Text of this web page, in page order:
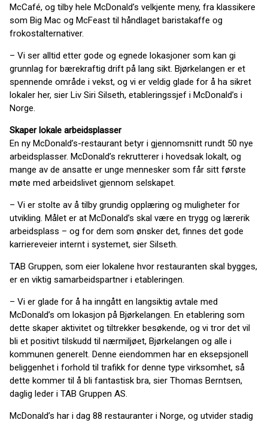
McCafé, og tilby hele McDonald’s velkjente meny, fra klassikere
som Big Mac og McFeast til håndlaget baristakaffe og
frokostalternativer.
– Vi ser alltid etter gode og egnede lokasjoner som kan gi
grunnlag for bærekraftig drift på lang sikt. Bjørkelangen er et
spennende område i vekst, og vi er veldig glade for å ha sikret
lokaler her, sier Liv Siri Silseth, etableringssjef i McDonald’s i
Norge.
Skaper lokale arbeidsplasser
En ny McDonald’s-restaurant betyr i gjennomsnitt rundt 50 nye
arbeidsplasser. McDonald’s rekrutterer i hovedsak lokalt, og
mange av de ansatte er unge mennesker som får sitt første
møte med arbeidslivet gjennom selskapet.
– Vi er stolte av å tilby grundig opplæring og muligheter for
utvikling. Målet er at McDonald’s skal være en trygg og lærerik
arbeidsplass – og for dem som ønsker det, finnes det gode
karriereveier internt i systemet, sier Silseth.
TAB Gruppen, som eier lokalene hvor restauranten skal bygges,
er en viktig samarbeidspartner i etableringen.
– Vi er glade for å ha inngått en langsiktig avtale med
McDonald’s om lokasjon på Bjørkelangen. En etablering som
dette skaper aktivitet og tiltrekker besøkende, og vi tror det vil
bli et positivt tilskudd til nærmiljøet, Bjørkelangen og alle i
kommunen generelt. Denne eiendommen har en eksepsjonell
beliggenhet i forhold til trafikk for denne type virksomhet, så
dette kommer til å bli fantastisk bra, sier Thomas Berntsen,
daglig leder i TAB Gruppen AS.
McDonald’s har i dag 88 restauranter i Norge, og utvider stadig